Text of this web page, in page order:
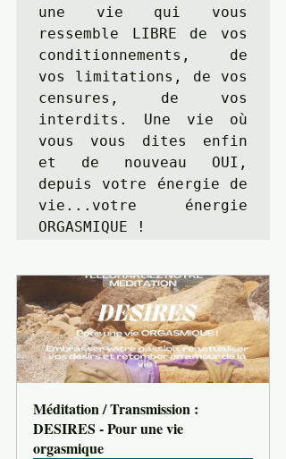
une vie qui vous
ressemble LIBRE de vos
conditionnements, de
vos limitations, de vos
censures, de vos
interdits. Une vie où
vous vous dites enfin
et de nouveau OUI,
depuis votre énergie de
vie...votre énergie
ORGASMIQUE !
Méditation / Transmission :
DESIRES - Pour une vie
orgasmique